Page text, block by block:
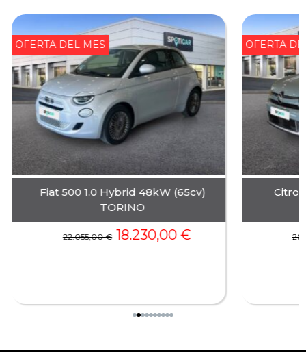
OFERTA DEL MES
Fiat 500 1.0 Hybrid 48kW (65cv)
TORINO
22.055,00€ 18.230,00 €
OFERTA